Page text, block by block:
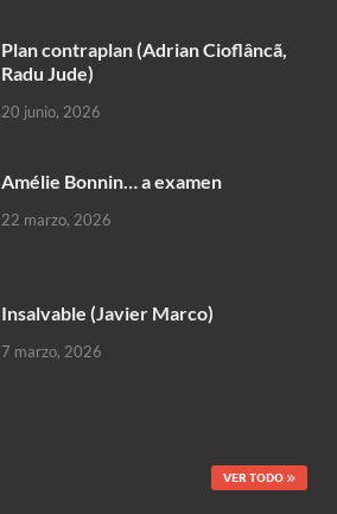
Plan contraplan (Adrian Cioflâncã,
Radu Jude)
20 junio, 2026
Amélie Bonnin… a examen
22 marzo, 2026
Insalvable (Javier Marco)
7 marzo, 2026
VER TODO